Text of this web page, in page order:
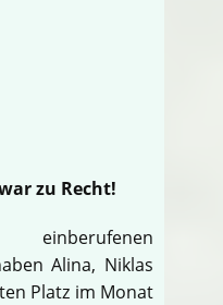
zu Recht!
Alina, Niklas
Platz im Monat